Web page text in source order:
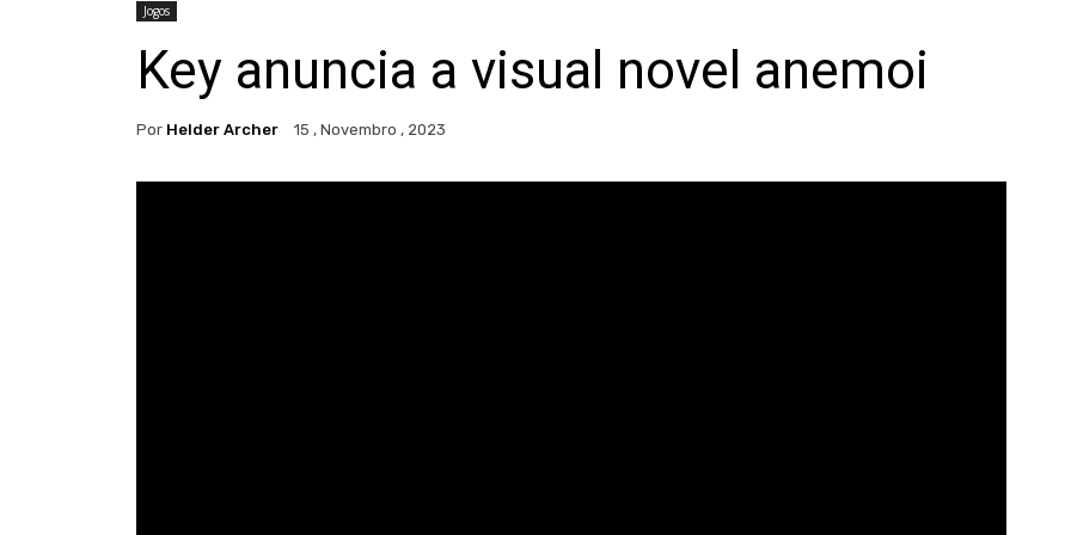
Jogos
Key anuncia a visual novel anemoi
Por Helder Archer 15 , Novembro , 2023